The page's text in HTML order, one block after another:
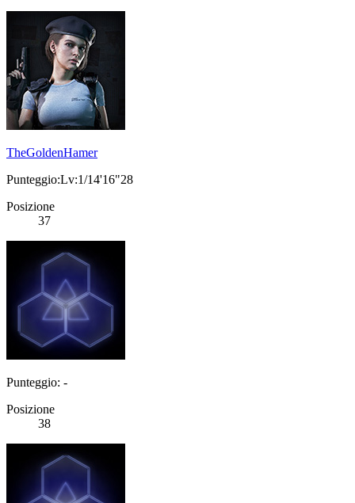
TheGoldenHamer
Punteggio:Lv:1/14'16"28
Posizione
37
Punteggio: -
Posizione
38